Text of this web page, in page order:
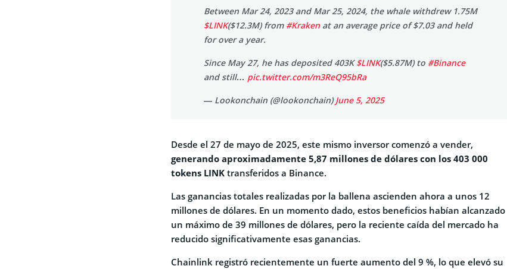
Between Mar 24, 2023 and Mar 25, 2024, the whale withdrew 1.75M
$LINK($12.3M) from #Kraken at an average price of $7.03 and held
for over a year.
Since May 27, he has deposited 403K$LINK($5.87M) to #Binance
and still… pic.twitter.com/m3ReQ95bRa
— Lookonchain (@lookonchain)June 5, 2025
Desde el 27 de mayo de 2025, este mismo inversor comenzó a vender,
generando aproximadamente 5,87 millones de dólares con los 403 000
tokens LINK transferidos a Binance.
Las ganancias totales realizadas por la ballena ascienden ahora a unos 12
millones de dólares. En un momento dado, estos beneficios habían alcanzado
un máximo de 39 millones de dólares, pero la reciente caída del mercado ha
reducido significativamente esas ganancias.
Chainlink registró recientemente un fuerte aumento del 9 %, lo que elevó su